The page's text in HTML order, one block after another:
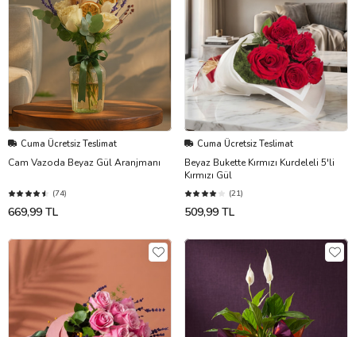
Cuma Ücretsiz Teslimat
Cam Vazoda Beyaz Gül Aranjmanı
(74)
669,99 TL
Cuma Ücretsiz Teslimat
Beyaz Bukette Kırmızı Kurdeleli 5'li
Kırmızı Gül
(21)
509,99 TL